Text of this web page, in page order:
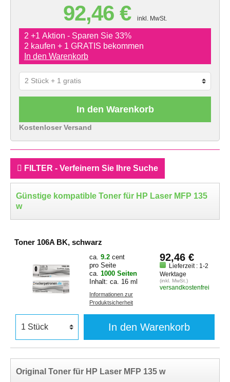
92,46 € inkl. MwSt.
2 +1 Aktion - Sparen Sie 33%
2 kaufen + 1 GRATIS bekommen
In den Warenkorb
In den Warenkorb
Kostenloser Versand
FILTER - Verfeinern Sie Ihre Suche
Günstige kompatible Toner für HP Laser MFP 135
w
Toner 106A BK, schwarz
ca. 9.2 cent
pro Seite
ca. 1000 Seiten
Inhalt: ca. 16 ml
Informationen zur
Produktsicherheit
92,46 €
Lieferzeit : 1-2
Werktage
(inkl. MwSt.)
versandkostenfrei
In den Warenkorb
Original Toner für HP Laser MFP 135 w